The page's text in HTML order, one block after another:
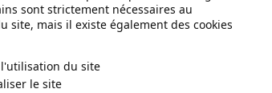
sont strictement nécessaires au
site, mais il existe également des cookies
du site
le site